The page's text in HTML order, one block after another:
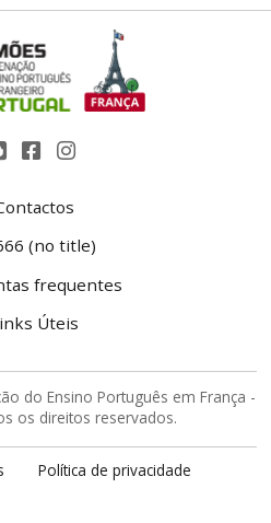
(no title)
frequentes
Úteis
do Ensino Português em França -
os direitos reservados.
Política de privacidade